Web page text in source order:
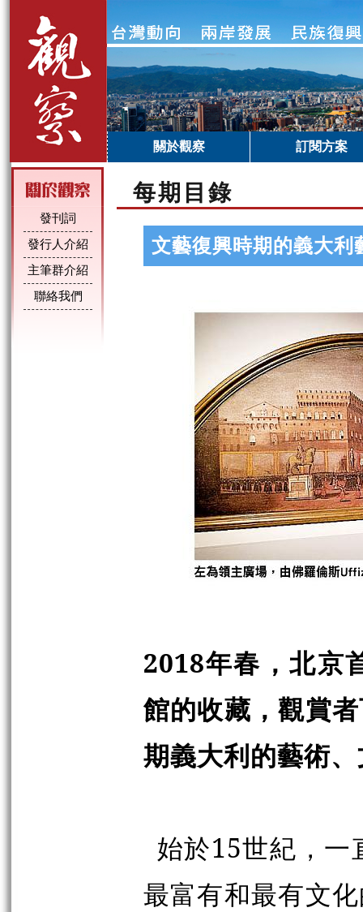
關於觀察 訂閱方案
發刊詞
發行人介紹
主筆群介紹
聯絡我們
每期目錄
文藝復興時期的義大利
2018年春，北京
館的收藏，觀賞
期義大利的藝術
始於15世紀，一
最富有和最有文